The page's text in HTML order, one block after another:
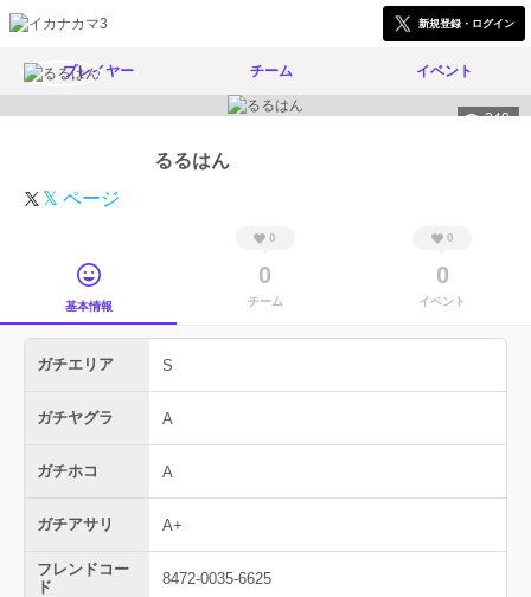
新規登録・ログイン
プレイヤー チーム イベント
340
るるはん
𝕏 ページ
基本情報
0
0
チーム
0
0
イベント
ガチエリア S
ガチヤグラ A
ガチホコ A
ガチアサリ A+
フレンドコー
ド
8472-0035-6625